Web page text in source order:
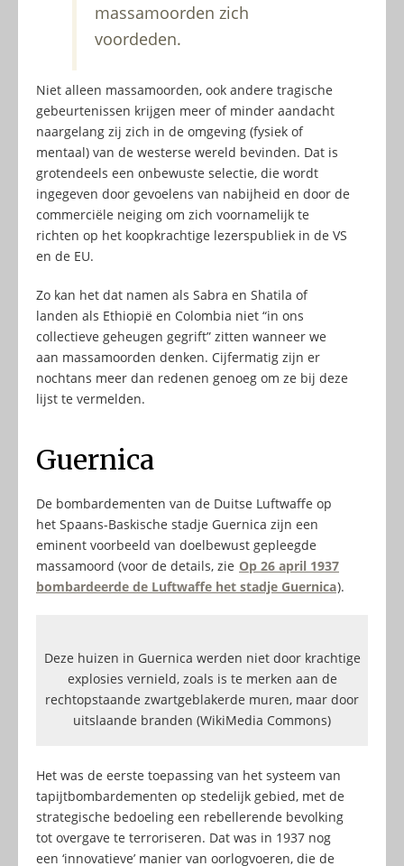
massamoorden zich
voordeden.
Niet alleen massamoorden, ook andere tragische
gebeurtenissen krijgen meer of minder aandacht
naargelang zij zich in de omgeving (fysiek of
mentaal) van de westerse wereld bevinden. Dat is
grotendeels een onbewuste selectie, die wordt
ingegeven door gevoelens van nabijheid en door de
commerciële neiging om zich voornamelijk te
richten op het koopkrachtige lezerspubliek in de VS
en de EU.
Zo kan het dat namen als Sabra en Shatila of
landen als Ethiopië en Colombia niet “in ons
collectieve geheugen gegrift” zitten wanneer we
aan massamoorden denken. Cijfermatig zijn er
nochtans meer dan redenen genoeg om ze bij deze
lijst te vermelden.
Guernica
De bombardementen van de Duitse Luftwaffe op
het Spaans-Baskische stadje Guernica zijn een
eminent voorbeeld van doelbewust gepleegde
massamoord (voor de details, zie Op 26 april 1937
bombardeerde de Luftwaffe het stadje Guernica).
Deze huizen in Guernica werden niet door krachtige
explosies vernield, zoals is te merken aan de
rechtopstaande zwartgeblakerde muren, maar door
uitslaande branden (WikiMedia Commons)
Het was de eerste toepassing van het systeem van
tapijtbombardementen op stedelijk gebied, met de
strategische bedoeling een rebellerende bevolking
tot overgave te terroriseren. Dat was in 1937 nog
een ‘innovatieve’ manier van oorlogvoeren, die de